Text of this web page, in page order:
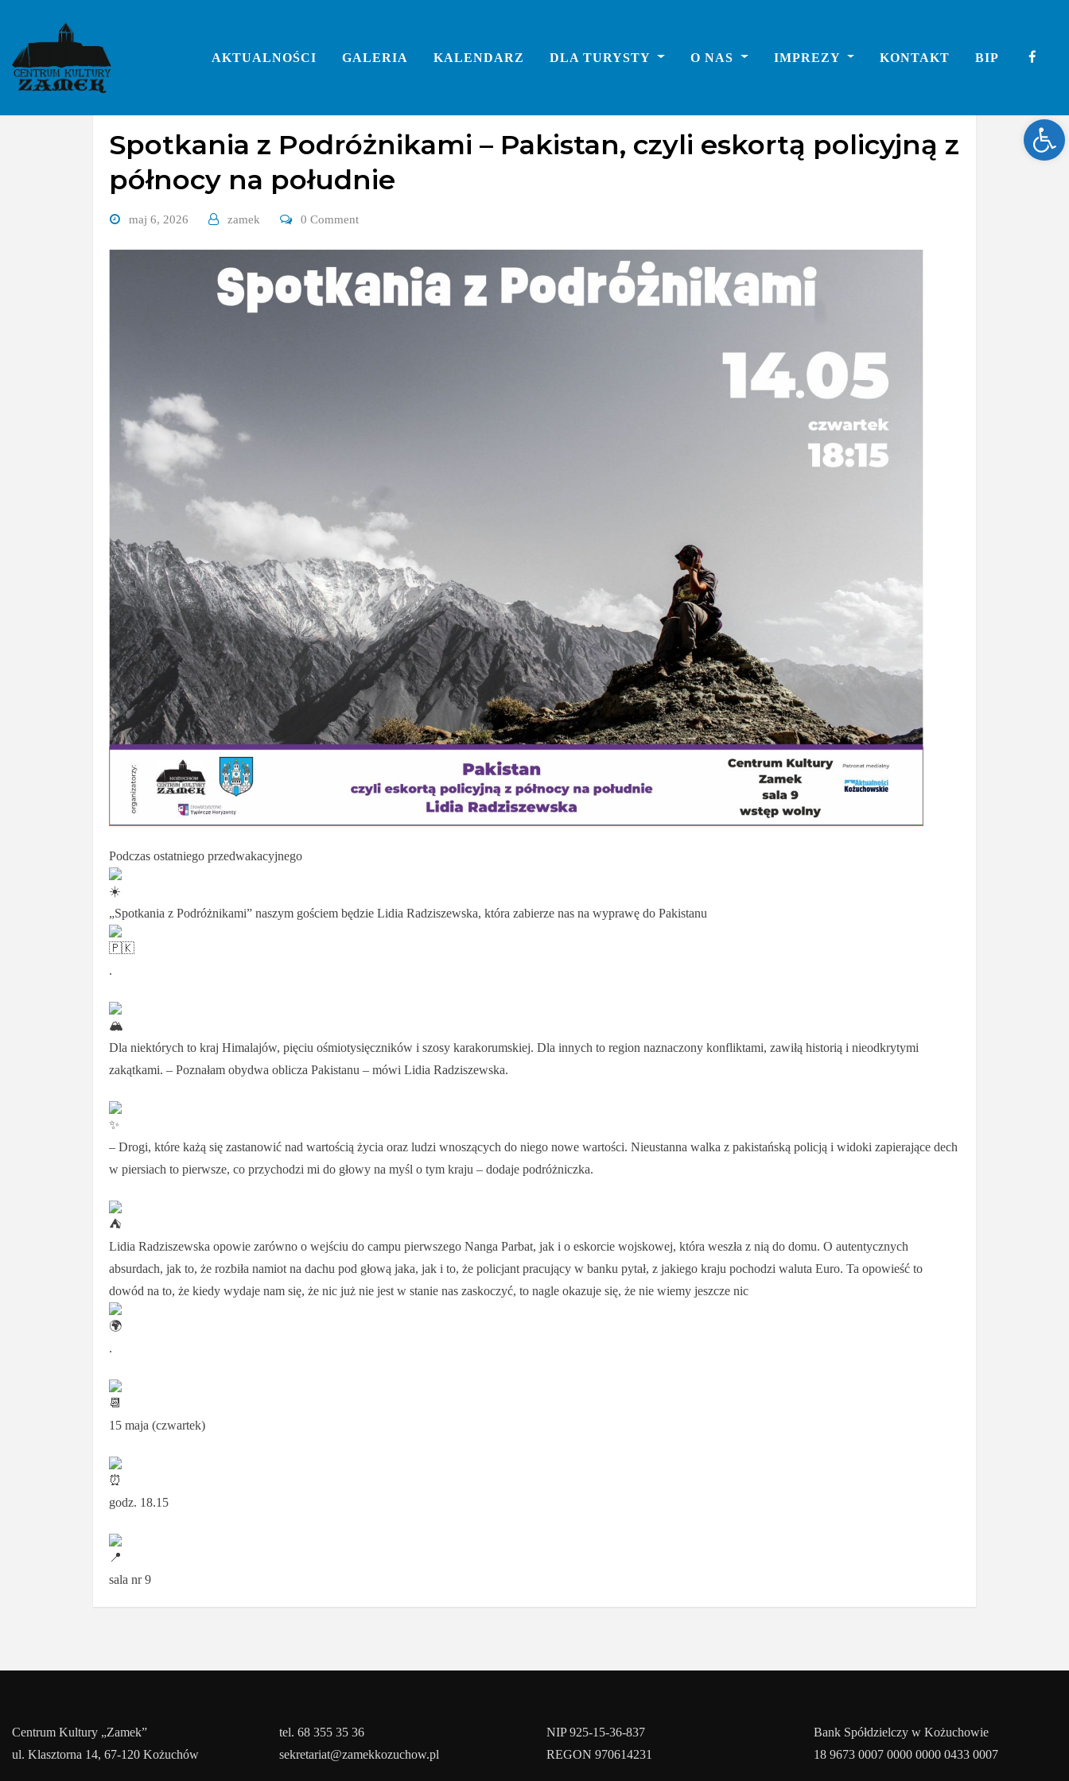
content
AKTUALNOŚCI GALERIA KALENDARZ DLA TURYSTY O NAS IMPREZY KONTAKT BIP
Spotkania z Podróżnikami – Pakistan, czyli eskortą policyjną z
północy na południe
maj 6, 2026 zamek 0 Comment
Podczas ostatniego przedwakacyjnego
„Spotkania z Podróżnikami” naszym gościem będzie Lidia Radziszewska, która zabierze nas na wyprawę do Pakistanu
.
Dla niektórych to kraj Himalajów, pięciu ośmiotysięczników i szosy karakorumskiej. Dla innych to region naznaczony konfliktami, zawiłą historią i nieodkrytymi
zakątkami. – Poznałam obydwa oblicza Pakistanu – mówi Lidia Radziszewska.
– Drogi, które każą się zastanowić nad wartością życia oraz ludzi wnoszących do niego nowe wartości. Nieustanna walka z pakistańską policją i widoki zapierające dech
w piersiach to pierwsze, co przychodzi mi do głowy na myśl o tym kraju – dodaje podróżniczka.
Lidia Radziszewska opowie zarówno o wejściu do campu pierwszego Nanga Parbat, jak i o eskorcie wojskowej, która weszła z nią do domu. O autentycznych
absurdach, jak to, że rozbiła namiot na dachu pod głową jaka, jak i to, że policjant pracujący w banku pytał, z jakiego kraju pochodzi waluta Euro. Ta opowieść to
dowód na to, że kiedy wydaje nam się, że nic już nie jest w stanie nas zaskoczyć, to nagle okazuje się, że nie wiemy jeszcze nic
.
15 maja (czwartek)
godz. 18.15
sala nr 9
Centrum Kultury „Zamek”
ul. Klasztorna 14, 67-120 Kożuchów
tel. 68 355 35 36
sekretariat@zamekkozuchow.pl
NIP 925-15-36-837
REGON 970614231
Bank Spółdzielczy w Kożuchowie
18 9673 0007 0000 0000 0433 0007